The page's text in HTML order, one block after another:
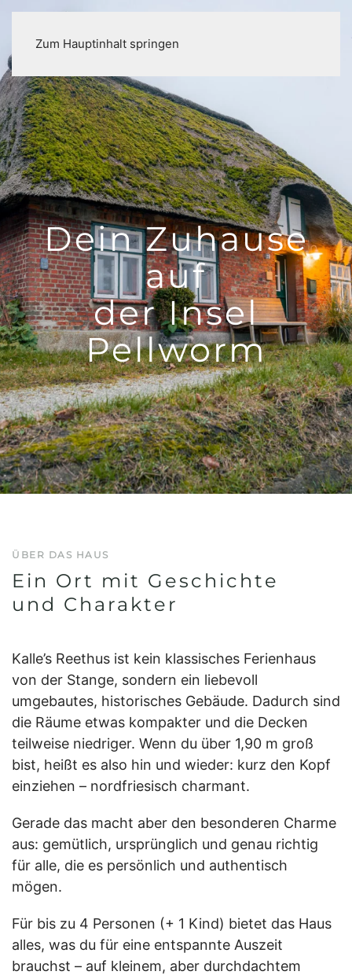
Zum Hauptinhalt springen
Dein Zuhause
auf
der Insel
Pellworm
ÜBER DAS HAUS
Ein Ort mit Geschichte
und Charakter
Kalle’s Reethus ist kein klassisches Ferienhaus
von der Stange, sondern ein liebevoll
umgebautes, historisches Gebäude. Dadurch sind
die Räume etwas kompakter und die Decken
teilweise niedriger. Wenn du über 1,90 m groß
bist, heißt es also hin und wieder: kurz den Kopf
einziehen – nordfriesisch charmant.
Gerade das macht aber den besonderen Charme
aus: gemütlich, ursprünglich und genau richtig
für alle, die es persönlich und authentisch
mögen.
Für bis zu 4 Personen (+ 1 Kind) bietet das Haus
alles, was du für eine entspannte Auszeit
brauchst – auf kleinem, aber durchdachtem